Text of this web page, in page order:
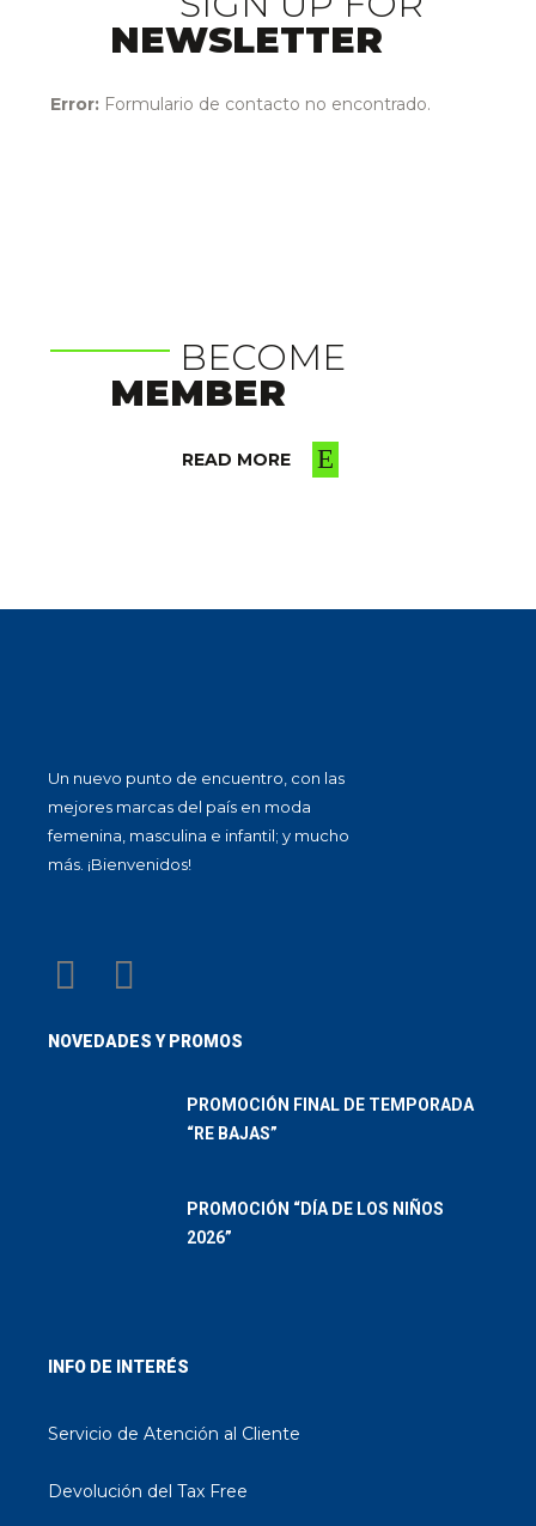
NEWSLETTER
Error: Formulario de contacto no encontrado.
BECOME
MEMBER
READ MORE
Un nuevo punto de encuentro, con las
mejores marcas del país en moda
femenina, masculina e infantil; y mucho
más. ¡Bienvenidos!
NOVEDADES Y PROMOS
PROMOCIÓN FINAL DE TEMPORADA
“RE BAJAS”
PROMOCIÓN “DÍA DE LOS NIÑOS
2026”
INFO DE INTERÉS
Servicio de Atención al Cliente
Devolución del Tax Free